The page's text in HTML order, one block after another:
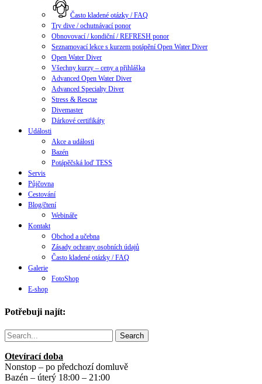
Často kladené otázky / FAQ
Try dive / ochutnávací ponor
Obnovovací / kondiční / REFRESH ponor
Seznamovací lekce s kurzem potápění Open Water Diver
Open Water Diver
Všechny kurzy – ceny a přihláška
Advanced Open Water Diver
Advanced Specialty Diver
Stress & Rescue
Divemaster
Dárkové certifikáty
Události
Akce a události
Bazén
Potápěčská loď TESS
Servis
Půjčovna
Cestování
Blog/čtení
Webináře
Kontakt
Obchod a učebna
Zásady ochrany osobních údajů
Často kladené otázky / FAQ
Galerie
FotoShop
E-shop
Potřebuji najít:
Search
Otevírací doba
Nonstop – po předchozí domluvě
Bazén – úterý 18:00 – 21:00